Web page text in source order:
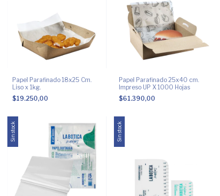
Papel Parafinado 18x25 Cm.
Liso x 1kg.
$19.250,00
Papel Parafinado 25x40 cm.
Impreso UP X 1000 Hojas
$61.390,00
Sin stock Sin stock